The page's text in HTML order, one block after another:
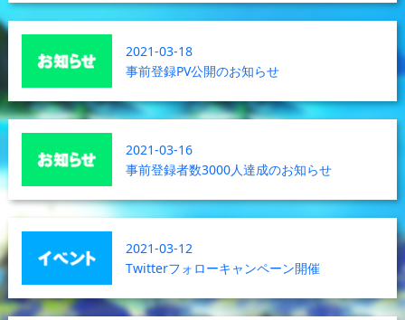
2021-03-18
事前登録PV公開のお知らせ
2021-03-16
事前登録者数3000人達成のお知らせ
2021-03-12
Twitterフォローキャンペーン開催